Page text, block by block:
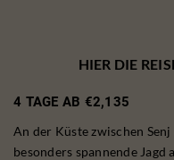
HIER DIE
4 TAGE AB €2,135
An der Küste zwischen
besonders spannende